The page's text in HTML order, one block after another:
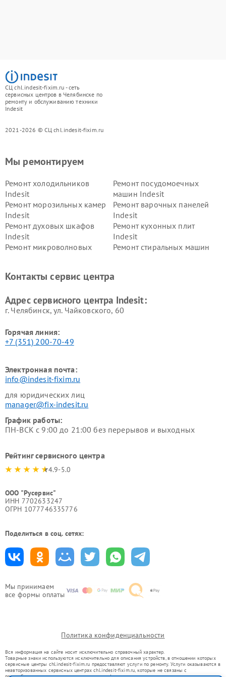
СЦ chl.indesit-fixim.ru - сеть
сервисных центров в Челябинске по
ремонту и обслуживанию техники
Indesit
2021-2026 © СЦ chl.indesit-fixim.ru
Мы принимаем
все формы оплаты
Мы ремонтируем
Ремонт холодильников
Indesit
Ремонт посудомоечных
машин Indesit
Ремонт морозильных камер
Indesit
Ремонт варочных панелей
Indesit
Ремонт духовых шкафов
Indesit
Ремонт кухонных плит
Indesit
Ремонт микроволновых
Ремонт стиральных машин
Indesit
Indesit
Контакты сервис центра
Адрес сервисного центра Indesit:
г. Челябинск, ул. Чайковского, 60
Горячая линия:
+7 (351) 200-70-49
Электронная почта:
info@indesit-fixim.ru
для юридических лиц
manager@fix-indesit.ru
График работы:
ПН-ВСК с 9:00 до 21:00 без перерывов и выходных
Рейтинг сервисного центра
4.9-5.0
ООО "Русервис"
ИНН 7702633247
ОГРН 1077746335776
Поделиться в соц. сетях:
Политика конфиденциальности
Вся информация на сайте носит исключительно справочный характер.
Товарные знаки используются исключительно для описания устройств, в отношении которых
сервисные центры chl.indesit-fixim.ru предоставляют услуги по ремонту. Услуги оказываются в
неавторизованных сервисных центрах chl.indesit-fixim.ru, которые не связаны с